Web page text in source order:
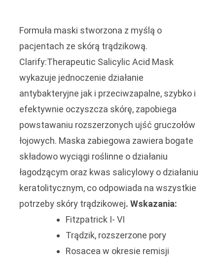
Formuła maski stworzona z myślą o
pacjentach ze skórą trądzikową.
Clarify:Therapeutic Salicylic Acid Mask
wykazuje jednoczenie działanie
antybakteryjne jak i przeciwzapalne, szybko i
efektywnie oczyszcza skórę, zapobiega
powstawaniu rozszerzonych ujść gruczołów
łojowych. Maska zabiegowa zawiera bogate
składowo wyciągi roślinne o działaniu
łagodzącym oraz kwas salicylowy o działaniu
keratolitycznym, co odpowiada na wszystkie
potrzeby skóry trądzikowej. Wskazania:
Fitzpatrick I- VI
Trądzik, rozszerzone pory
Rosacea w okresie remisji